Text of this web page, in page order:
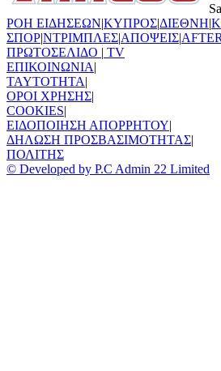
ΡΟΗ ΕΙΔΗΣΕΩΝ|ΚΥΠΡΟΣ|ΔΙΕΘΝΗ|
ΣΠΟΡ|ΝΤΡΙΜΠΛΕΣ|ΑΠΟΨΕΙΣ|
ΠΡΩΤΟΣΕΛΙΔΟ | TV
ΕΠΙΚΟΙΝΩΝΙΑ|
TAYTOTHTA|
ΟΡΟΙ ΧΡΗΣΗΣ|
COOKIES|
ΕΙΔΟΠΟΙΗΣΗ ΑΠΟΡΡΗΤΟΥ|
ΔΗΛΩΣΗ ΠΡΟΣΒΑΣΙΜΟΤΗΤΑΣ|
ΠΟΛΙΤΗΣ
© Developed by P.C Admin 22 Limited